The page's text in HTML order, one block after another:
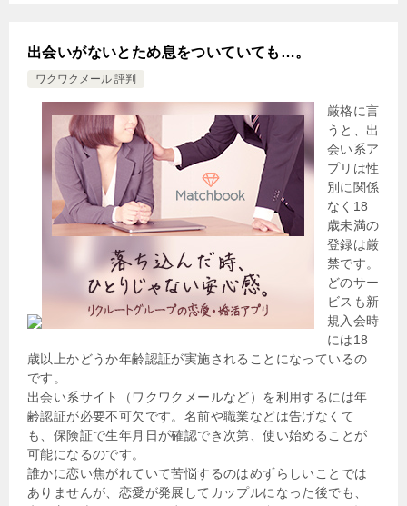
出会いがないとため息をついていても…。
ワクワクメール 評判
厳格に言
うと、出
会い系ア
プリは性
別に関係
なく18
歳未満の
登録は厳
禁です。
どのサー
ビスも新
規入会時
には18
歳以上かどうか年齢認証が実施されることになっているの
です。
出会い系サイト（ワクワクメールなど）を利用するには年
齢認証が必要不可欠です。名前や職業などは告げなくて
も、保険証で生年月日が確認でき次第、使い始めることが
可能になるのです。
誰かに恋い焦がれていて苦悩するのはめずらしいことでは
ありませんが、恋愛が発展してカップルになった後でも、